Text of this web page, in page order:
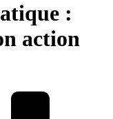
:
action